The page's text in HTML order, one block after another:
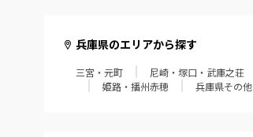
兵庫県のエリアから探す
三宮・元町 尼崎・塚口・武庫之荘
姫路・播州赤穂
兵庫県その他